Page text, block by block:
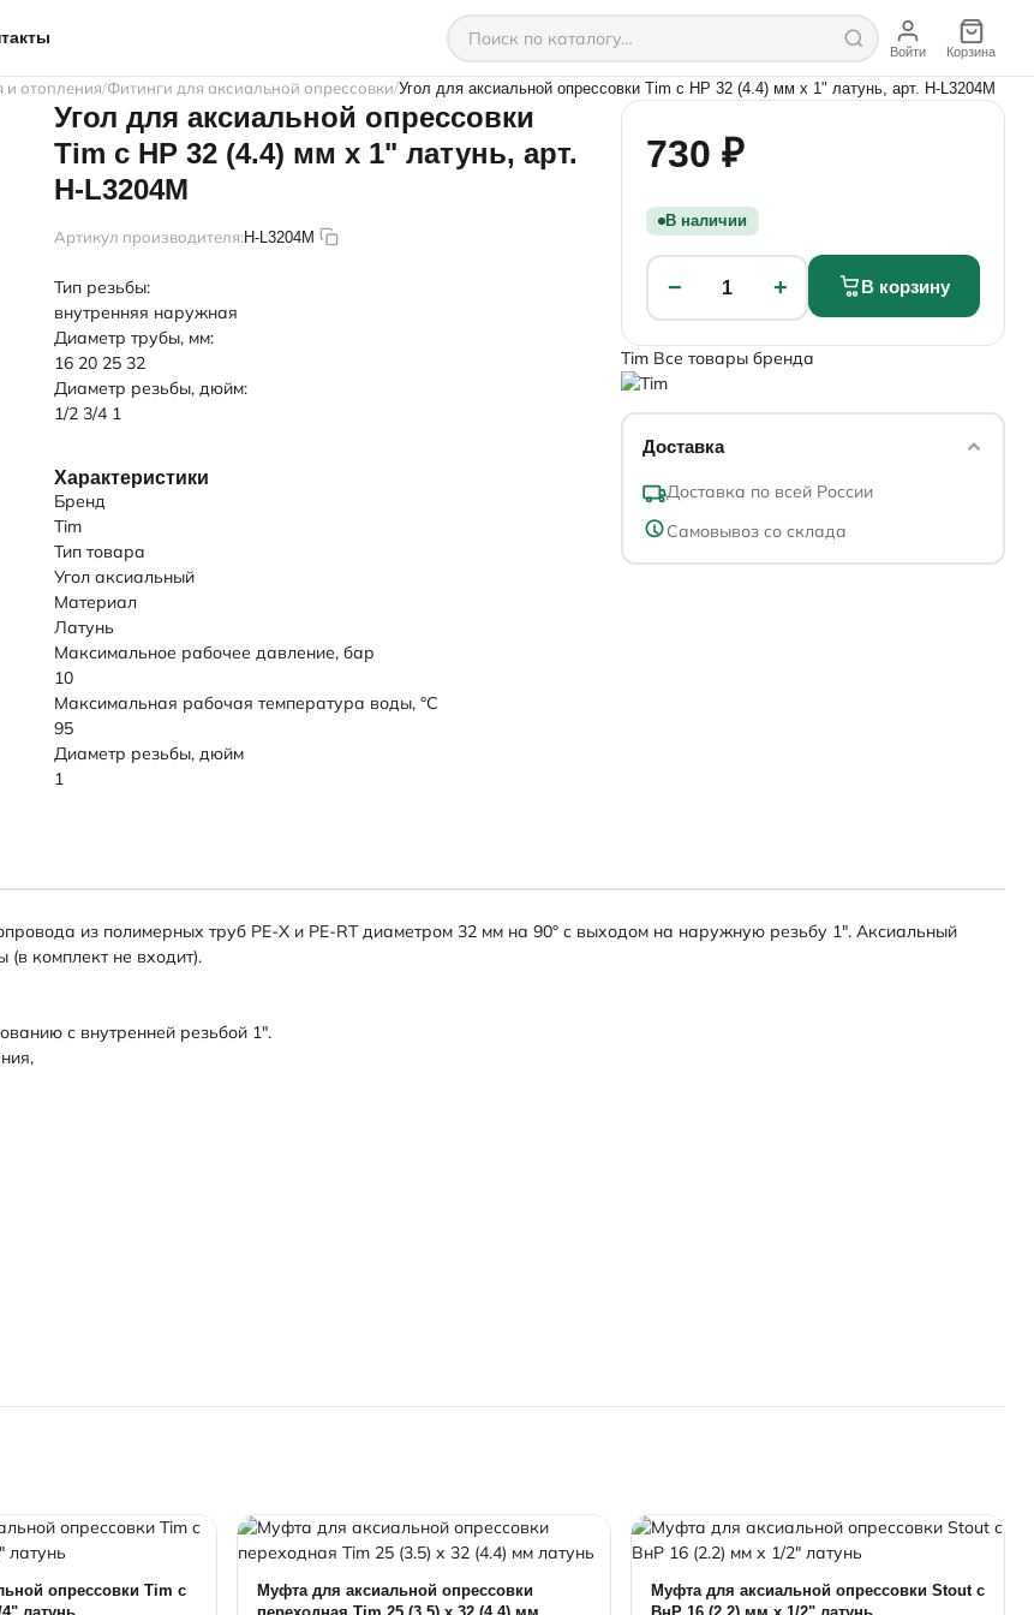
Войти Корзина
отопления Фитинги для аксиальной опрессовки Угол для аксиальной опрессовки Tim c НР 32 (4.4) мм х 1" латунь, арт. H-L3204M
Угол для аксиальной опрессовки
Tim c НР 32 (4.4) мм х 1" латунь, арт.
H-L3204M
Артикул производителя:H-L3204M
Тип резьбы:
внутренняя наружная
Диаметр трубы, мм:
16 20 25 32
Диаметр резьбы, дюйм:
1/2 3/4 1
730 ₽
В наличии
− 1 + В корзину
Tim Все товары бренда
Доставка
Доставка по всей России
Самовывоз со склада
Характеристики
Бренд
Tim
Тип товара
Угол аксиальный
Материал
Латунь
Максимальное рабочее давление, бар
10
Максимальная рабочая температура воды, °C
95
Диаметр резьбы, дюйм
1
из полимерных труб PE-X и PE-RT диаметром 32 мм на 90° с выходом на наружную резьбу 1". Аксиальный
(в комплект не входит).
с внутренней резьбой 1".
опрессовки Tim c
Муфта для аксиальной опрессовки
Муфта для аксиальной опрессовки Stout с